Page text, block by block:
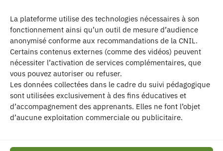
La plateforme utilise des technologies nécessaires à son
fonctionnement ainsi qu’un outil de mesure d’audience
anonymisé conforme aux recommandations de la CNIL.
Certains contenus externes (comme des vidéos) peuvent
nécessiter l’activation de services complémentaires, que
vous pouvez autoriser ou refuser.
Les données collectées dans le cadre du suivi pédagogique
sont utilisées exclusivement à des fins éducatives et
d’accompagnement des apprenants. Elles ne font l’objet
d’aucune exploitation commerciale ou publicitaire.
Suivez-nous
| Les contenus publiés sur ce site sont